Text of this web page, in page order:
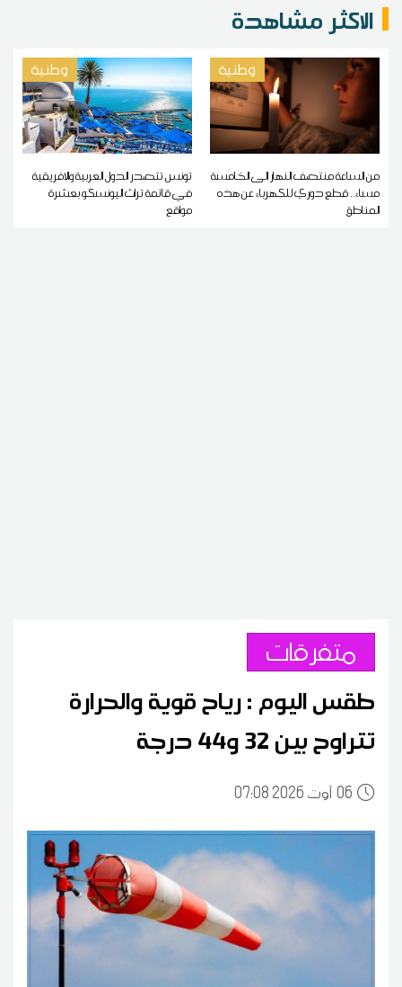
الاكثر مشاهدة
وطنية
من الساعة منتصف النهار إلى الخامسة
مساء.. قطع دوري للكهرباء عن هذه
المناطق
وطنية
تونس تتصدر الدول العربية والإفريقية
في قائمة تراث اليونسكو بعشرة
مواقع
متفرقات
طقس اليوم : رياح قوية والحرارة
تتراوح بين 32 و44 درجة
0607:08 2026 أوت